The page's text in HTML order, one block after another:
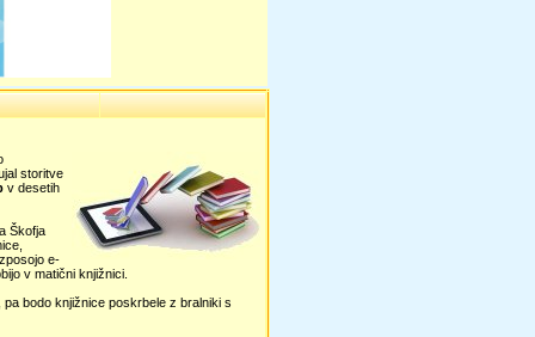
storitve
v desetih
Škofja
e-
v matični knjižnici.
bodo knjižnice poskrbele z bralniki s